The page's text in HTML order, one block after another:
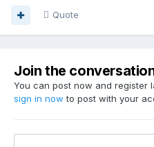
Quote
Join the
You can post now and register
sign in now to post with your